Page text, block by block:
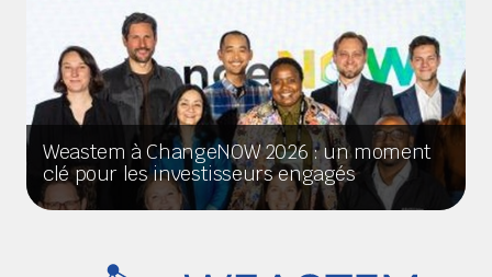
Weastem à ChangeNOW 2026 : un moment
clé pour les investisseurs engagés